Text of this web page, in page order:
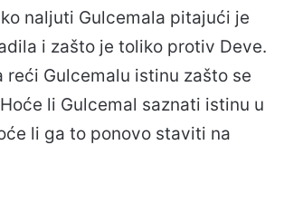
naljuti Gulcemala pitajući je
i zašto je toliko protiv Deve.
reći Gulcemalu istinu zašto se
li Gulcemal saznati istinu u
li ga to ponovo staviti na